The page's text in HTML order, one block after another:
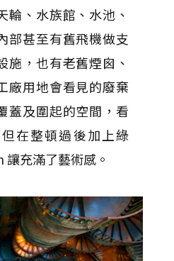
輪、水族館、水池、
部甚至有舊飛機做支
施，也有老舊煙囪、
廠用地會看見的廢棄
蓋及圍起的空間，看
在整頓過後加上綠
充滿了藝術感。